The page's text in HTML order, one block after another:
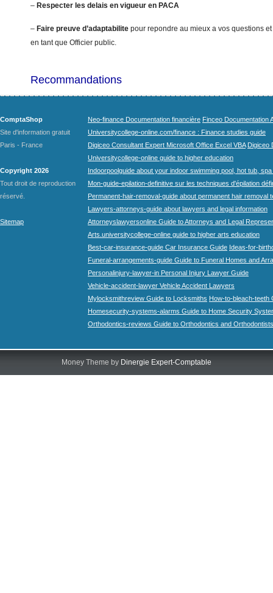
– Respecter les delais en vigueur en PACA
– Faire preuve d’adaptabilite pour repondre au mieux a vos questions
en tant que Officier public.
Recommandations
ComptaShop
Site d'information gratuit
Paris - France
Copyright 2026
Tout droit de reproduction
réservé.
Sitemap
Neo-finance Documentation financière Finceo Documentation
Universitycollege-online.com/finance : Finance studies guide
Digiceo Consultant Expert Microsoft Office Excel VBA Digiceo
Universitycollege-online guide to higher education
Indoorpoolguide about your indoor swimming pool, hot tub,
Mon-guide-epilation-definitive sur les techniques d'épilation
Permanent-hair-removal-guide about permanent hair removal
Lawyers-attorneys-guide about lawyers and legal information
Attorneyslawyersonline Guide to Attorneys and Legal
Arts.universitycollege-online guide to higher arts education
Best-car-insurance-guide Car Insurance Guide Ideas-for-
Funeral-arrangements-guide Guide to Funeral Homes and
Personalinjury-lawyer-in Personal Injury Lawyer Guide
Vehicle-accident-lawyer Vehicle Accident Lawyers
Mylocksmithreview Guide to Locksmiths How-to-bleach-teeth
Homesecurity-systems-alarms Guide to Home Security
Orthodontics-reviews Guide to Orthodontics and Orthodontists
Money Theme by Dinergie Expert-Comptable